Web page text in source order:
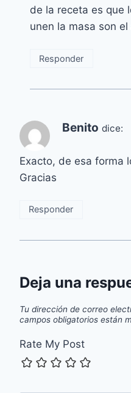
de la receta es que
unen la masa son
Responder
Benito dice:
Exacto, de esa forma
Gracias
Responder
Deja una
Tu dirección de correo
campos obligatorios están
Rate My Post